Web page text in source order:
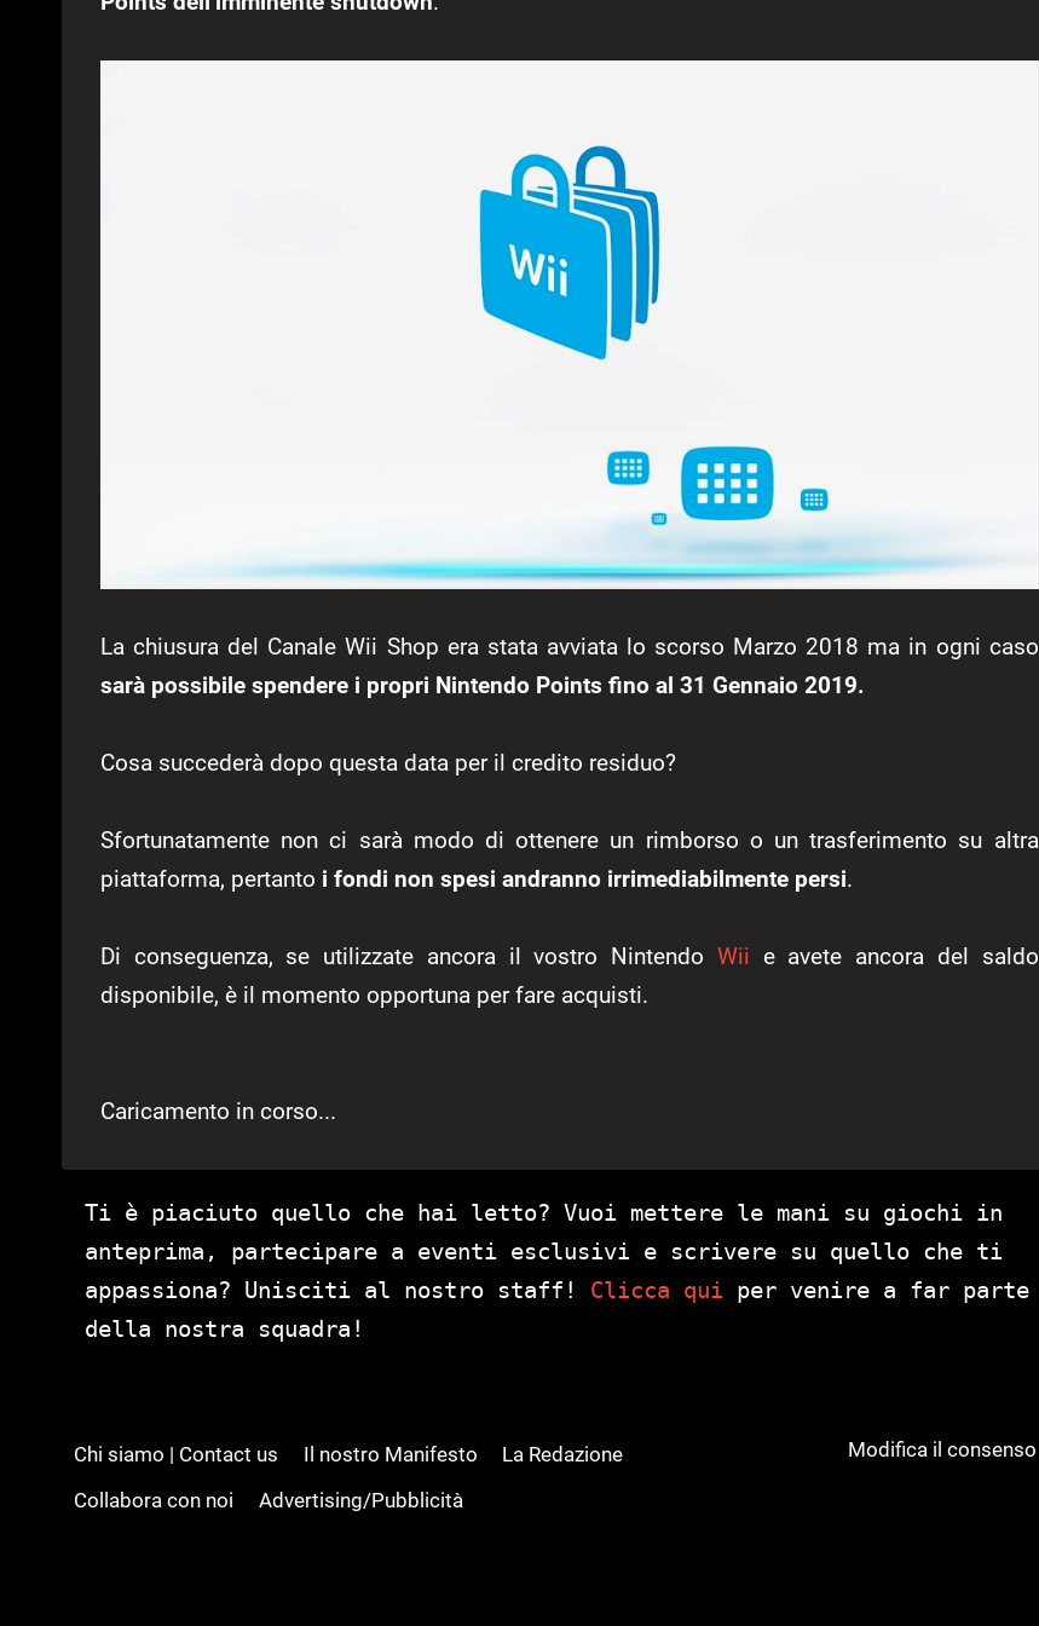
La chiusura del Canale Wii Shop era stata avviata lo scorso Marzo 2018 ma in ogni caso
sarà possibile spendere i propri Nintendo Points fino al 31 Gennaio 2019.
Cosa succederà dopo questa data per il credito residuo?
Sfortunatamente non ci sarà modo di ottenere un rimborso o un trasferimento su altra
piattaforma, pertanto i fondi non spesi andranno irrimediabilmente persi.
Di conseguenza, se utilizzate ancora il vostro Nintendo Wii e avete ancora del saldo
disponibile, è il momento opportuna per fare acquisti.
Caricamento in corso...
Ti è piaciuto quello che hai letto? Vuoi mettere le mani su giochi in
anteprima, partecipare a eventi esclusivi e scrivere su quello che ti
appassiona? Unisciti al nostro staff! Clicca qui per venire a far parte
della nostra squadra!
Chi siamo | Contact us Il nostro Manifesto
La Redazione
Collabora con noi
Advertising/Pubblicità
Modifica il consenso